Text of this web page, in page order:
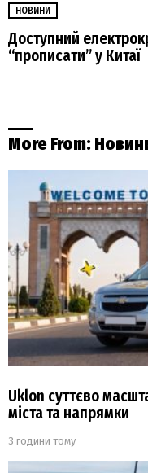
НОВИНИ
Доступний
“прописати” у Китаї
More From:
Uklon суттєво
міста та напрямки
3 години тому